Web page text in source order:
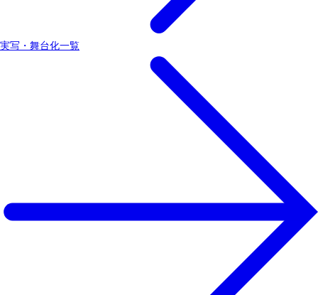
実写・舞台化一覧